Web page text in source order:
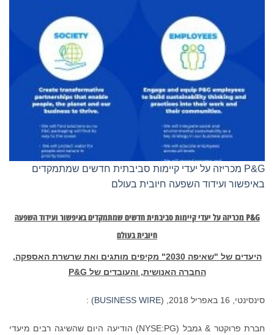
P&G מכריזה על יעדי קיימות סביבתית חדשים שמתמקדים
באיפשור ועידוד השפעה חיובית בעולם
P&G מכריזה על יעדי קיימות סביבתית חדשים שמתמקדים באיפשור ועידוד השפעה
חיובית בעולם
היעדים של "שאיפה 2030" מקיפים מותגים ואת שרשרת האספקה,
החברה האנושית, והעובדים של P&G
סינסינטי, 16 באפריל 2018, ( BUSINESS WIRE
) :
חברת פרוקטר & גמבל (NYSE:PG) הודיעה היום שהשיגה רבים מיעדי